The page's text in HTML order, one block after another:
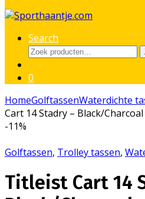
Search
Zoeken
0
HomeGolftassenWaterdichte
Cart 14 Stadry – Black/Charcoal
-11%
Golftassen, Trolley tassen,
Titleist Cart 14